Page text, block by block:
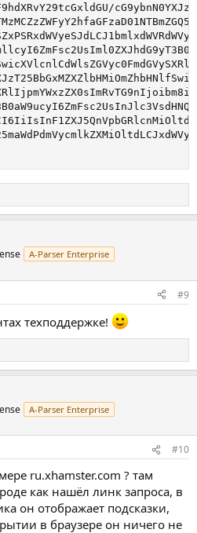
A-Parser Enterprise
#9
техподдержке!
A-Parser Enterprise
#10
ru.xhamster.com ? там
как нашёл линк запроса, в
он отображает подсказки,
в браузере он ничего не